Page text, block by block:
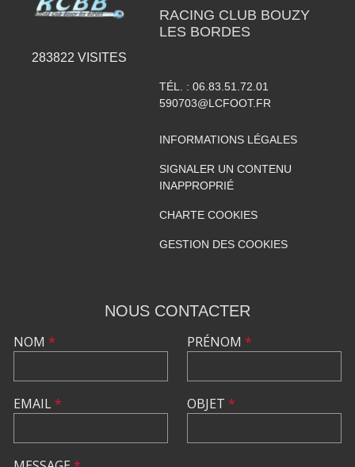
283822 VISITES
RACING CLUB BOUZY
LES BORDES
TÉL. : 06.83.51.72.01
590703@LCFOOT.FR
INFORMATIONS LÉGALES
SIGNALER UN CONTENU
INAPPROPRIÉ
CHARTE COOKIES
GESTION DES COOKIES
NOUS CONTACTER
NOM *
EMAIL*
PRÉNOM *
OBJET *